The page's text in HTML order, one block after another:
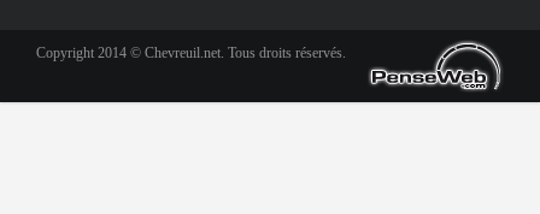
Copyright 2014 © Chevreuil.net. Tous droits réservés.